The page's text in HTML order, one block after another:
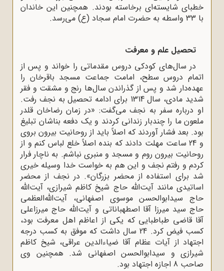
خطبای شایسته‌ای برخاسته بودند. همچنین این خاندان
با 33 واسطه به حضرت امام سجاد (ع) می‌رسد.
تحصیل علم و معرفت
در سال‌های کودکی دروس مقدماتی را خواند و پس از
اتمام دروس سطح، امامت جماعت مسجد باقرخان را
عهده‌دار شد و پس از گذراندن سال‌ها رنج و مشقت و فقر
شدید مادی، سال 1314 برای ادامه تحصیل به نجف رفت.
او درباره سفر به نجف می‌گفت: «در زمان رضاخان قلدر
ملعون ما را چندبار زندانی کردند و یک دفعه بناشان تبلیغ
بود. بعد فشار آوردند که اصلاً باید از روحانیت بیرون بروی
و 24 ساعت مهلت دادند که بنده اصلاً خلع لباس کنم و از
روحانیت بیرون روم و مسجد و منبری نباشم. به ناچار فرار
کردم و رفتم نجف و این هم به خواست خدا وسیله خیری
شد برای استفاده از محضر بزرگان». در نجف از محضر
اساتیدی مانند آیت‌الله حاج شیخ کاظم شیرازی، آیت‌الله
حاج سیدابوالحسن موسوی اصفهانی، آیت‌الله‌العظمی
حاج سید میرزا آقا اصطهباناتی و آیت‌الله حاج میرزاعلی
آقا قاضی طباطبایی که یکی از اعاظم اهل معرفت بود،
کسب فیض کرد. 24 سال داشت که موفق به کسب درجه
اجتهاد از آیات عظام آقا ضیاءالدین عراقی، شیخ کاظم
شیرازی و سیدابوالحسن اصفهانی شد. همچنین وی
صاحب 8 اجازه اجتهاد بود.